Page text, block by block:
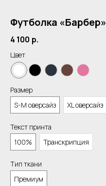
Футболка «Барбер»
4 100 р.
Цвет
Размер
S-M оверсайз
XL оверсайз
Текст принта
100%
Транскрипция
Тип ткани
Премиум